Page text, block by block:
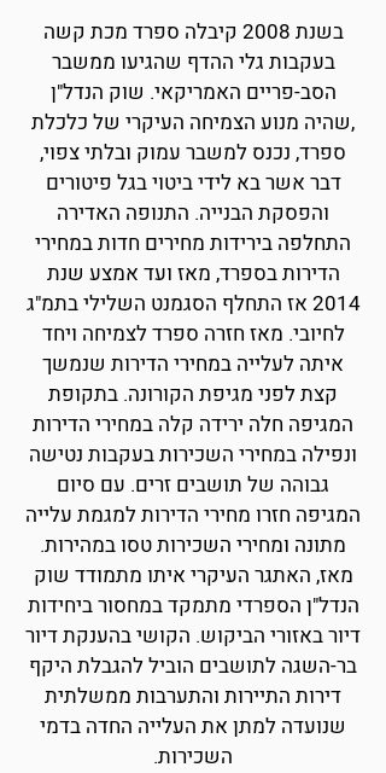
בשנת 2008 קיבלה ספרד מכת קשה
בעקבות גלי ההדף שהגיעו ממשבר
הסב-פריים האמריקאי. שוק הנדל"ן
,שהיה מנוע הצמיחה העיקרי של כלכלת
ספרד, נכנס למשבר עמוק ובלתי צפוי,
דבר אשר בא לידי ביטוי בגל פיטורים
והפסקת הבנייה. התנופה האדירה
התחלפה בירידות מחירים חדות במחירי
הדירות בספרד, מאז ועד אמצע שנת
2014 אז התחלף הסגמנט השלילי בתמ"ג
לחיובי. מאז חזרה ספרד לצמיחה ויחד
איתה לעלייה במחירי הדירות שנמשך
קצת לפני מגיפת הקורונה. בתקופת
המגיפה חלה ירידה קלה במחירי הדירות
ונפילה במחירי השכירות בעקבות נטישה
גבוהה של תושבים זרים. עם סיום
המגיפה חזרו מחירי הדירות למגמת עלייה
מתונה ומחירי השכירות טסו במהירות.
מאז, האתגר העיקרי איתו מתמודד שוק
הנדל"ן הספרדי מתמקד במחסור ביחידות
דיור באזורי הביקוש. הקושי בהענקת דיור
בר-השגה לתושבים הוביל להגבלת היקף
דירות התיירות והתערבות ממשלתית
שנועדה למתן את העלייה החדה בדמי
השכירות.